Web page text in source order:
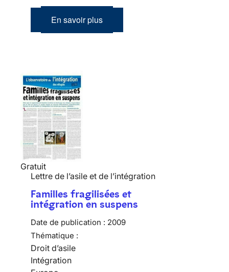
En savoir plus
Gratuit
Lettre de l’asile et de l’intégration
Familles fragilisées et
intégration en suspens
Date de publication : 2009
Thématique :
Droit d’asile
Intégration